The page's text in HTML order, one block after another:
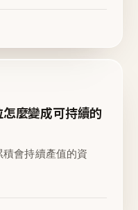
麼變成可持續的
會持續產值的資